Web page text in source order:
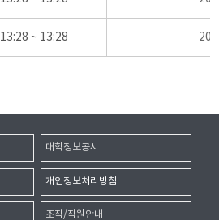
13:28 ~ 13:28
대학정보공시
개인정보처리방침
조직/직원안내